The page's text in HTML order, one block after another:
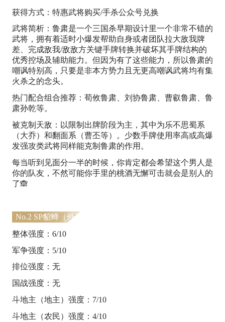
获得方式：特惠武将购买/手杀公众号兑换
武将简析：鲁肃是一个三国杀早期设计里一个非常不错的
武将，拥有着适时小爆发帮助自身或者团队拉大敌我牌
差、完成敌我/敌敌方关键手牌转换并破坏其手牌结构的
优秀控场及辅助能力。但因为有了这些能力，所以鲁肃的
嘲讽特别高，只要是非本方势力且无更高嘲讽武将均有集
火杀之的念头。
热门配合组合推荐：荀攸鲁肃、刘协鲁肃、曹叡鲁肃、鲁
肃孙乾等。
被克制天敌：以限制出牌阶段为主，其中为乐不思蜀系
（大乔）和翻面系（曹丕等）。少数手牌使用率高或高爆
发强攻类武将同样能克制鲁肃的作用。
每当听到见面分一半的时候，你肯定都会希望这个男人是
你的队友，不然可能你手里的桃酒无懈可击就会是别人的
了🙈
No.2 SP貂蝉（外号：离魂婵）
整体强度：6/10
军争强度：5/10
排位强度：无
国战强度：无
斗地主（地主）强度：7/10
斗地主（农民）强度：4/10